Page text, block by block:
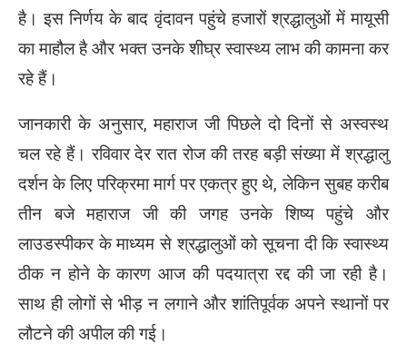
है। इस निर्णय के बाद वृंदावन पहुंचे हजारों श्रद्धालुओं में मायूसी
का माहौल है और भक्त उनके शीघ्र स्वास्थ्य लाभ की कामना कर
रहे हैं।
जानकारी के अनुसार, महाराज जी पिछले दो दिनों से अस्वस्थ
चल रहे हैं। रविवार देर रात रोज की तरह बड़ी संख्या में श्रद्धालु
दर्शन के लिए परिक्रमा मार्ग पर एकत्र हुए थे, लेकिन सुबह करीब
तीन बजे महाराज जी की जगह उनके शिष्य पहुंचे और
लाउडस्पीकर के माध्यम से श्रद्धालुओं को सूचना दी कि स्वास्थ्य
ठीक न होने के कारण आज की पदयात्रा रद्द की जा रही है।
साथ ही लोगों से भीड़ न लगाने और शांतिपूर्वक अपने स्थानों पर
लौटने की अपील की गई।